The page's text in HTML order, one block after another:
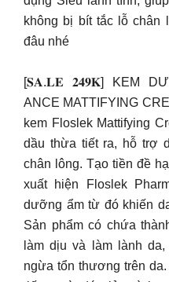
không bị bít tắc lỗ chân
đâu nhé
[𝐒𝐀.𝐋𝐄 𝟐𝟒𝟗𝐊] KEM
ANCE MATTIFYING
kem Floslek Mattifying
dầu thừa tiết ra, hỗ trợ
chân lông. Tạo tiền đề
xuất hiện Floslek
dưỡng ẩm từ đó khiến
Sản phẩm có chứa
làm dịu và làm lành
ngừa tổn thương trên